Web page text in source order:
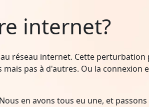
internet?
réseau internet. Cette perturbation
pas à d'autres. Ou la
en avons tous eu une, et